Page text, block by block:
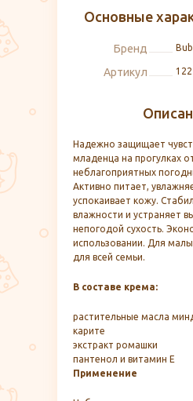
Надежно защищает
младенца на прогулках
неблагоприятных
Активно питает,
успокаивает кожу.
влажности и устраняет
непогодой сухость.
использовании. Для
для всей семьи.
В составе крема:
растительные масла
карите
экстракт ромашки
пантенол и витамин Е
Применение
Основные
Бренд
Артикул